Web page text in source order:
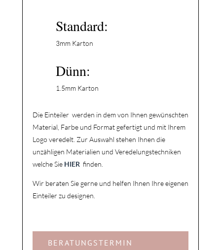
Standard:
3mm Karton
Dünn:
1.5mm Karton
Die Einteiler werden in dem von Ihnen gewünschten
Material, Farbe und Format gefertigt und mit Ihrem
Logo veredelt. Zur Auswahl stehen Ihnen die
unzähligen Materialien und Veredelungstechniken
welche Sie HIER finden.
Wir beraten Sie gerne und helfen Ihnen Ihre eigenen
Einteiler zu designen.
BERATUNGSTERMIN